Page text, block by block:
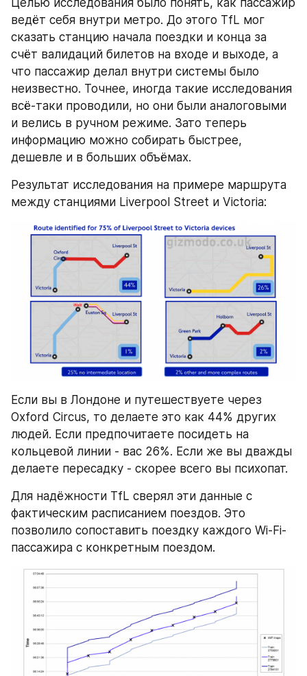
ведёт себя внутри метро. До этого TfL мог
сказать станцию начала поездки и конца за
счёт валидаций билетов на входе и выходе, а
что пассажир делал внутри системы было
неизвестно. Точнее, иногда такие исследования
всё-таки проводили, но они были аналоговыми
и велись в ручном режиме. Зато теперь
информацию можно собирать быстрее,
дешевле и в больших объёмах.
Результат исследования на примере маршрута
между станциями Liverpool Street и Victoria:
Если вы в Лондоне и путешествуете через
Oxford Circus, то делаете это как 44% других
людей. Если предпочитаете посидеть на
кольцевой линии - вас 26%. Если же вы дважды
делаете пересадку - скорее всего вы психопат.
Для надёжности TfL сверял эти данные с
фактическим расписанием поездов. Это
позволило сопоставить поездку каждого Wi-Fi-
пассажира с конкретным поездом.